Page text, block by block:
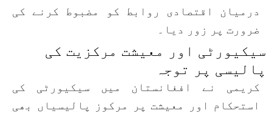
درمیان اقتصادی روابط کو مضبوط کرنے کی
ضرورت پر زور دیا۔
سیکیورٹی اور معیشت مرکزیت کی
پالیسی پر توجہ
کریمی نے افغانستان میں سیکیورٹی کی
استحکام اور معیشت پر مرکوز پالیسیاں بھی